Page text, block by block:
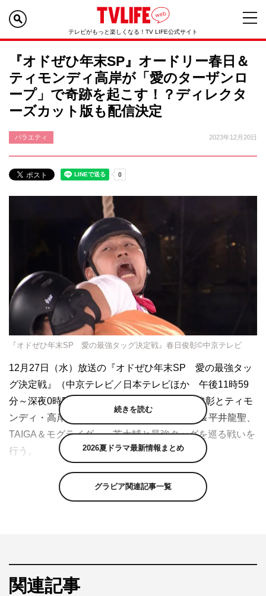
テレビがもっと楽しくなる！TV LIFE公式サイト
『オドぜひ年末SP』オードリー春日＆
ティモンディ高岸が「愛のターザンロ
ープ」で奇跡を起こす！？ディレクタ
ーズカット版も配信決定
バラエティ 2023年12月20日
『オドぜひ年末SP 愛の最強タッグ決定戦』春日俊彰©中京テレビ
12月27日（水）放送の『オドぜひ年末SP 愛の最強タッ
グ決定戦』（中京テレビ／日本テレビほか 午後11時59
分～深夜0時54分）では、オードリー・春日俊彰とティモ
ンディ・高岸宏行がタッグを組み、松本明子＆平井龍聖、
TAIGA＆モグライダー・芝大輔と最強タッグを巡る戦いを
行う。
このたび、今回の年末SPの見どころが到着した。出演の3
チームの中でも最も破壊力あるタッグが、春日＆高岸の最
の心配は第一種目「台車タッグレース」で見事に的中。し
続きを読む
2026夏ドラマ最新情報まとめ
グラビア関連記事一覧
関連記事